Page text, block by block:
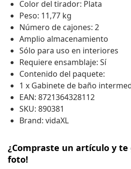
Color del tirador: Plata
Peso: 11,77 kg
Número de cajones: 2
Amplio almacenamiento
Sólo para uso en interiores
Requiere ensamblaje: Sí
Contenido del paquete:
1 x Gabinete de baño
EAN: 8721364328112
SKU: 890381
Brand: vidaXL
¿Compraste un artículo y te
foto!